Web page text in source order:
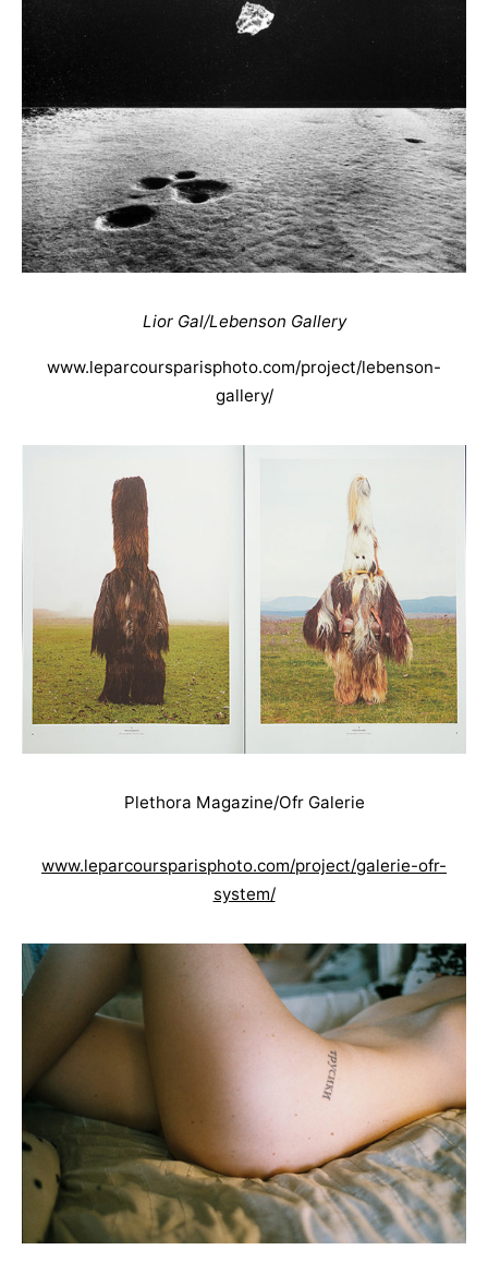
Lior Gal/Lebenson Gallery
www.leparcoursparisphoto.com/project/lebenson-
gallery/
Plethora Magazine/Ofr Galerie
www.leparcoursparisphoto.com/project/galerie-ofr-
system/